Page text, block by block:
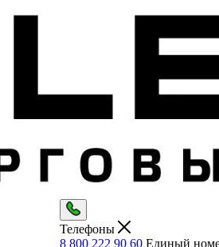
Телефоны
8 800 222 90 60 Единый